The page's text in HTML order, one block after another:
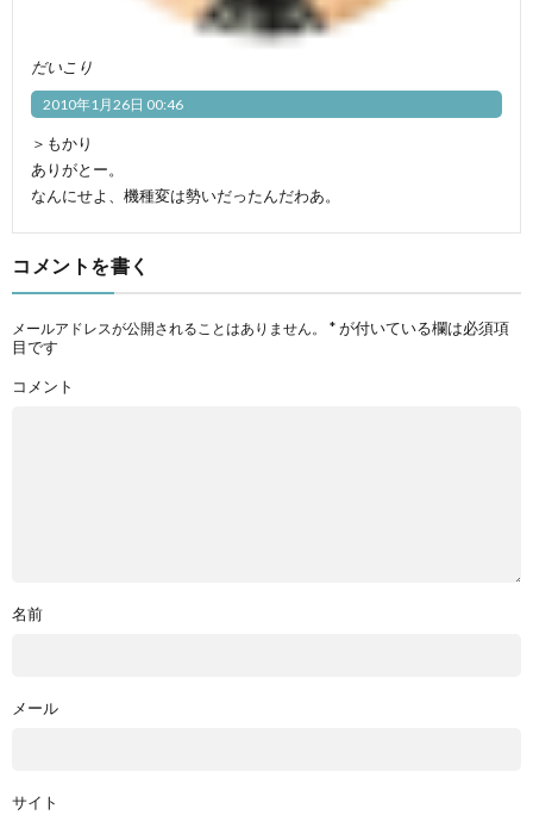
だいこり
2010年1月26日 00:46
＞もかり
ありがとー。
なんにせよ、機種変は勢いだったんだわあ。
コメントを書く
メールアドレスが公開されることはありません。 *が付いている欄は必須項
目です
コメント
名前
メール
サイト